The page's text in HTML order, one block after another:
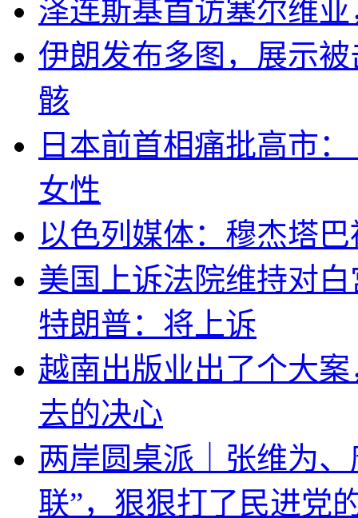
泽连斯基首访塞尔维
伊朗发布多图，展示
骸
日本前首相痛批高市
女性
以色列媒体：穆杰塔
美国上诉法院维持对
特朗普：将上诉
越南出版业出了个大
去的决心
两岸圆桌派｜张维为
联”，狠狠打了民进党